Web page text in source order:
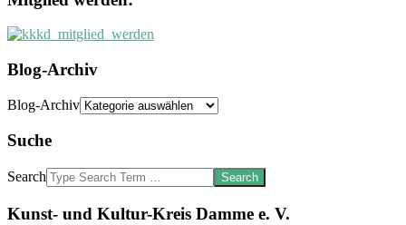
Blog-Archiv
Blog-Archiv
Suche
Search
Kunst- und Kultur-Kreis Damme e. V.